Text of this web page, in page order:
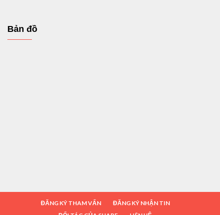
Bản đồ
ĐĂNG KÝ THAM VẤN
ĐĂNG KÝ NHẬN TIN